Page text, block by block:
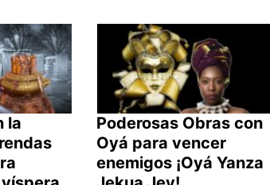
la
Poderosas Obras con
Oyá para vencer
enemigos ¡Oyá Yanza